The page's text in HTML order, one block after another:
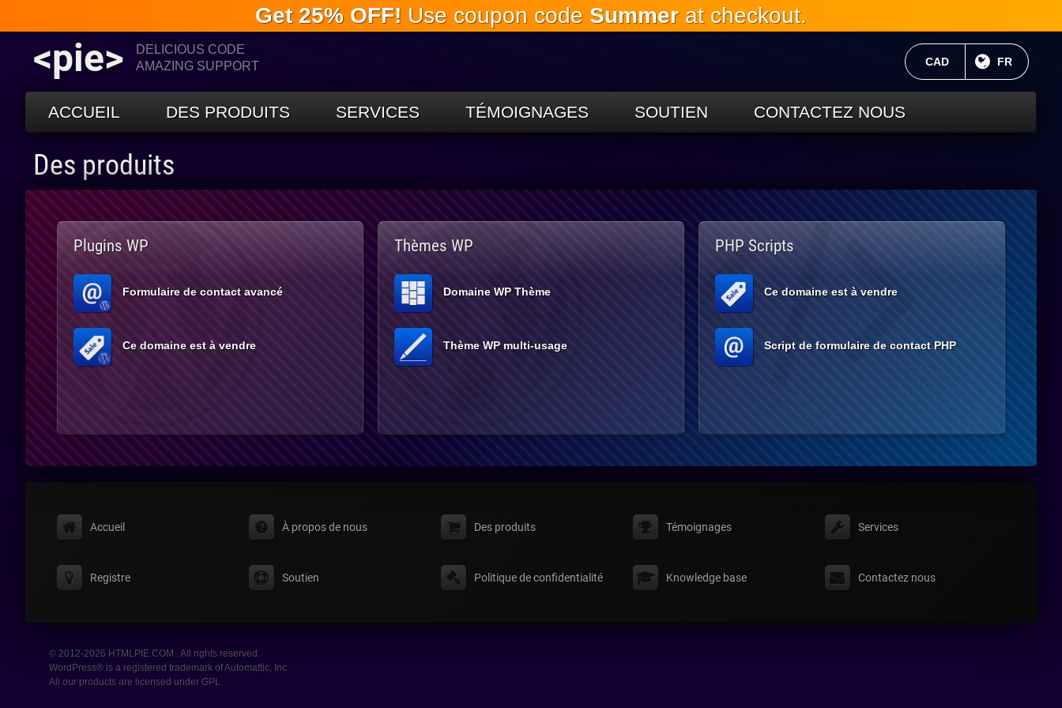
Passez
au
Get 25% OFF! Use coupon code Summerat checkout.
<pie>
DELICIOUS CODE
AMAZING SUPPORT
LANGUE
FR
MONNAIE ACTUELLE:
CAD
ACCUEIL DES PRODUITS SERVICES TÉMOIGNAGES SOUTIEN CONTACTEZ NOUS
Des produits
Plugins WP
Formulaire de contact avancé
Ce domaine est à vendre
Thèmes WP
Domaine WP Thème
Thème WP multi-usage
PHP Scripts
Ce domaine est à vendre
Script de formulaire de contact PHP
Accueil À propos de nous Des produits Témoignages Services
Registre Soutien Politique de confidentialité Knowledge base Contactez nous
© 2012-2026 HTMLPIE.COM . All rights reserved.
WordPress® is a registered trademark of Automattic, Inc.
All our products are licensed under GPL.